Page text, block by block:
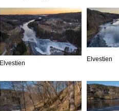
Elvestien
Elvestien